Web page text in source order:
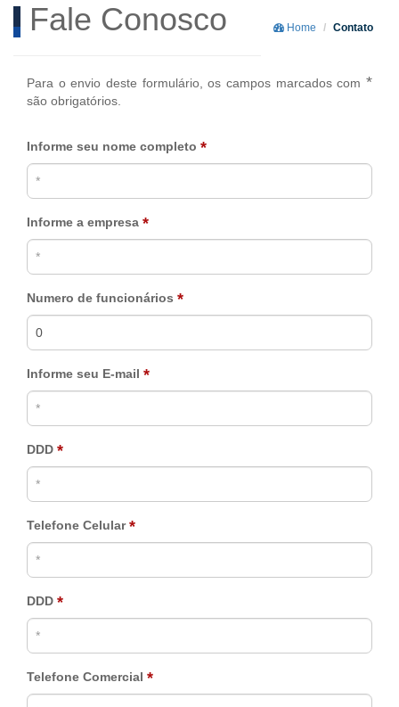
Home Contato
Fale Conosco
Para o envio deste formulário, os campos marcados com *
são obrigatórios.
Informe seu nome completo *
Informe a empresa *
Numero de funcionários *
Informe seu E-mail *
DDD *
Telefone Celular*
DDD *
Telefone Comercial *